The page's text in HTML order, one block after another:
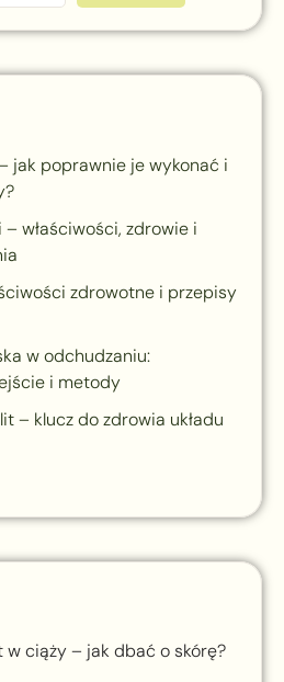
jak poprawnie je wykonać i
właściwości, zdrowie i
zdrowotne i przepisy
w odchudzaniu:
i metody
– klucz do zdrowia układu
ciąży – jak dbać o skórę?